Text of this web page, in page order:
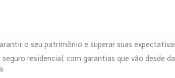
o seu patrimônio e superar suas
residencial, com garantias que vão desde